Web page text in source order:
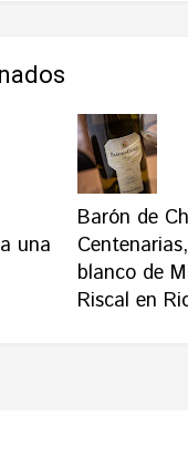
una
Barón de
blanco de
Riscal en